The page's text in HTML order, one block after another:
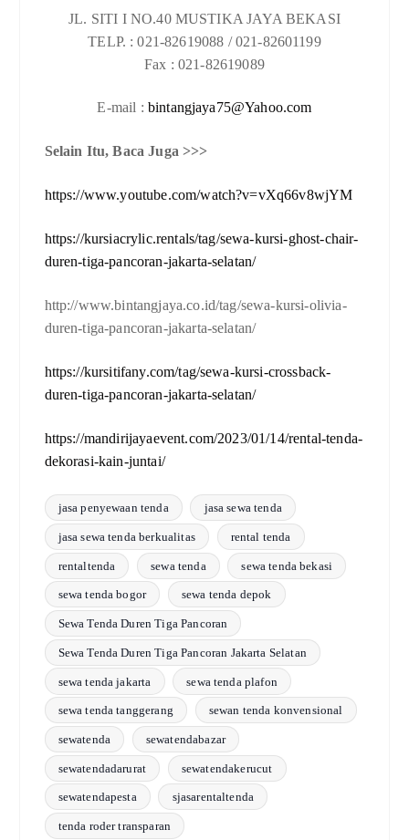
JL. SITI I NO.40 MUSTIKA JAYA BEKASI
TELP. : 021-82619088 / 021-82601199
Fax : 021-82619089
E-mail : bintangjaya75@Yahoo.com
Selain Itu, Baca Juga >>>
https://www.youtube.com/watch?v=vXq66v8wjYM
https://kursiacrylic.rentals/tag/sewa-kursi-ghost-chair-
duren-tiga-pancoran-jakarta-selatan/
http://www.bintangjaya.co.id/tag/sewa-kursi-olivia-
duren-tiga-pancoran-jakarta-selatan/
https://kursitifany.com/tag/sewa-kursi-crossback-
duren-tiga-pancoran-jakarta-selatan/
https://mandirijayaevent.com/2023/01/14/rental-tenda-
dekorasi-kain-juntai/
jasa penyewaan tenda jasa sewa tenda
jasa sewa tenda berkualitas rental tenda
rentaltenda sewa tenda sewa tenda bekasi
sewa tenda bogor sewa tenda depok
Sewa Tenda Duren Tiga Pancoran
Sewa Tenda Duren Tiga Pancoran Jakarta Selatan
sewa tenda jakarta sewa tenda plafon
sewa tenda tanggerang sewan tenda konvensional
sewatenda sewatendabazar
sewatendadarurat sewatendakerucut
sewatendapesta sjasarentaltenda
tenda roder transparan